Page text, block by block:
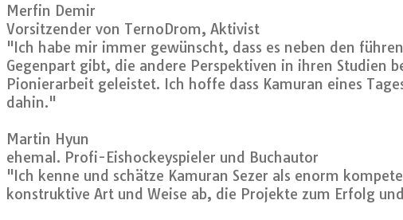
Merfin Demir
Vorsitzender von TernoDrom, Aktivist
"Ich habe mir immer gewünscht, dass es neben den
Gegenpart gibt, die andere Perspektiven in ihren
Pionierarbeit geleistet. Ich hoffe dass Kamuran eines
dahin."
Martin Hyun
ehemal. Profi-Eishockeyspieler und Buchautor
"Ich kenne und schätze Kamuran Sezer als enorm
konstruktive Art und Weise ab, die Projekte zum Erfolg